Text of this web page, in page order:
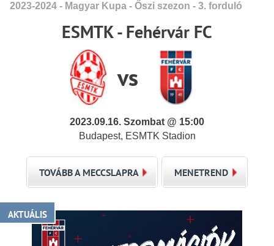
2023-2024 - Magyar Kupa - Őszi szezon - 3. forduló
ESMTK - Fehérvár FC
vs
2023.09.16. Szombat @ 15:00
Budapest, ESMTK Stadion
TOVÁBB A MECCSLAPRA MENETREND
AKTUÁLIS